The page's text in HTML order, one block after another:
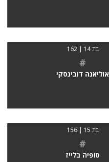
בת 14 | 162
#
אוליאנה דובינסקי
בת 15 | 156
#
סופיה בלייז